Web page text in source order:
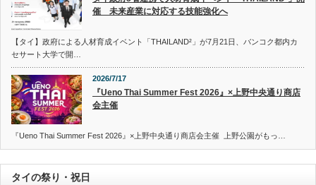
催 未来産業に対応する技能強化へ
【タイ】政府による人材育成イベント「THAILAND²」が7月21日、バンコク都内カ
セサート大学で開…
2026/7/17
『Ueno Thai Summer Fest 2026』×上野中央通り商店
会主催
『Ueno Thai Summer Fest 2026』×上野中央通り商店会主催 上野公園がもっ…
タイの祭り・祝日